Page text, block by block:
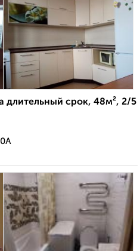
длительный срок, 48м², 2/5